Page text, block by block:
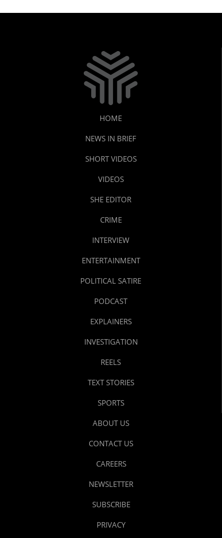
HOME
NEWS IN BRIEF
SHORT VIDEOS
VIDEOS
SHE EDITOR
CRIME
INTERVIEW
ENTERTAINMENT
POLITICAL SATIRE
PODCAST
EXPLAINERS
INVESTIGATION
REELS
TEXT STORIES
SPORTS
ABOUT US
CONTACT US
CAREERS
NEWSLETTER
SUBSCRIBE
PRIVACY